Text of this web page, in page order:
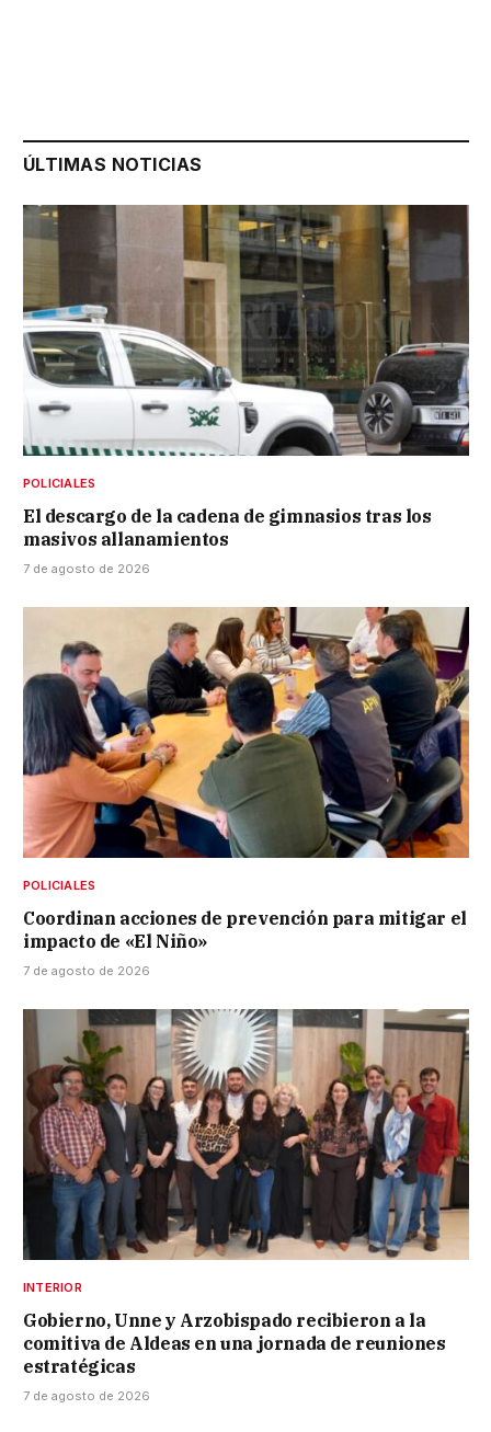
ÚLTIMAS NOTICIAS
POLICIALES
El descargo de la cadena de gimnasios tras los
masivos allanamientos
7 de agosto de 2026
POLICIALES
Coordinan acciones de prevención para mitigar el
impacto de «El Niño»
7 de agosto de 2026
INTERIOR
Gobierno, Unne y Arzobispado recibieron a la
comitiva de Aldeas en una jornada de reuniones
estratégicas
7 de agosto de 2026